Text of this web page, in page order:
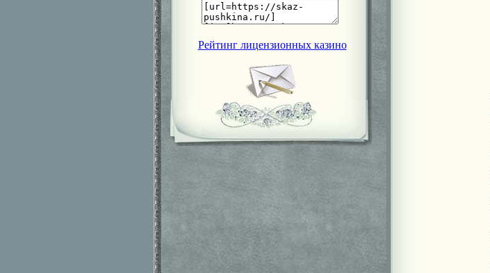
Рейтинг лицензионных казино